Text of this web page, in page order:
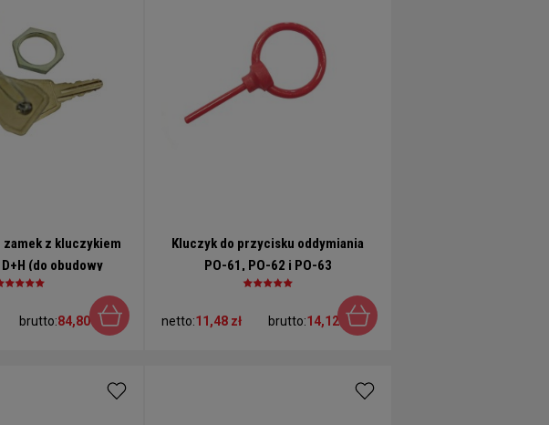
zamek z kluczykiem
(do obudowy
GEH-KST))
brutto:84,80 zł
Kluczyk do przycisku oddymiania
PO-61, PO-62 i PO-63
netto:11,48 zł brutto:14,12 zł